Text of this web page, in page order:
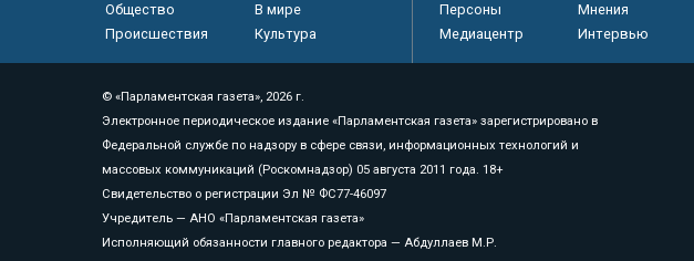
Общество
В мире
Происшествия
Культура
Персоны
Мнения
Медиацентр
Интервью
© «Парламентская газета», 2026 г.
Электронное периодическое издание «Парламентская газета» зарегистрировано в
Федеральной службе по надзору в сфере связи, информационных технологий и
массовых коммуникаций (Роскомнадзор) 05 августа 2011 года. 18+
Свидетельство о регистрации Эл № ФС77-46097
Учредитель — АНО «Парламентская газета»
Исполняющий обязанности главного редактора — Абдуллаев М.Р.